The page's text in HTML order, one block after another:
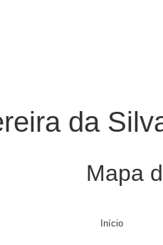
da
Mapa
Início